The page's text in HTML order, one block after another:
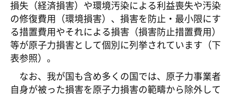
損失（経済損害）や環境汚染による利益喪失や汚染
の修復費用（環境損害）、損害を防止・最小限にす
る措置費用やそれによる損害（損害防止措置費用）
等が原子力損害として個別に列挙されています（下
表参照）。
なお、我が国も含め多くの国では、原子力事業者
自身が被った損害を原子力損害の範疇から除外して